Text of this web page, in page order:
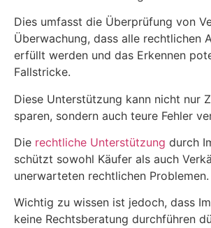
Dies umfasst die Überprüfung von
Überwachung, dass alle rechtlichen
erfüllt werden und das Erkennen
Fallstricke.
Diese Unterstützung kann nicht nur
sparen, sondern auch teure Fehler
Die rechtliche Unterstützung durch
schützt sowohl Käufer als auch
unerwarteten rechtlichen Problemen.
Wichtig zu wissen ist jedoch, dass
keine Rechtsberatung durchführen